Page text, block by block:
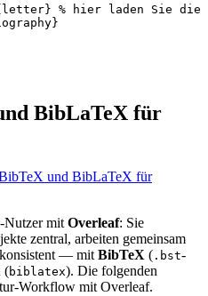
% hier laden Sie
BibLaTeX für
und BibLaTeX für
Nutzer mit Overleaf: Sie
zentral, arbeiten gemeinsam
konsistent — mit BibTeX ( .bst-
(biblatex). Die folgenden
Workflow mit Overleaf.